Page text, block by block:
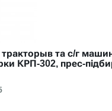
тракторыв та с/г
КРП-302, прес-